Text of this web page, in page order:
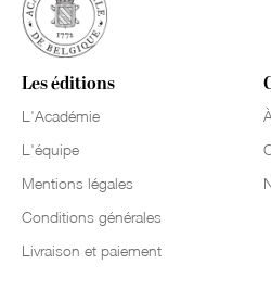
Les éditions
L'Académie
L'équipe
Mentions légales
Conditions générales
Livraison et paiement